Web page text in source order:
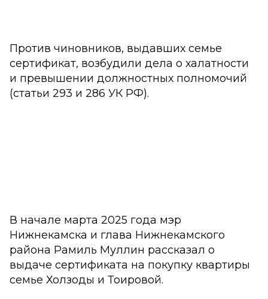
Против чиновников, выдавших семье
сертификат, возбудили дела о халатности
и превышении должностных полномочий
(статьи 293 и 286 УК РФ).
В начале марта 2025 года мэр
Нижнекамска и глава Нижнекамского
района Рамиль Муллин рассказал о
выдаче сертификата на покупку квартиры
семье Холзоды и Тоировой.